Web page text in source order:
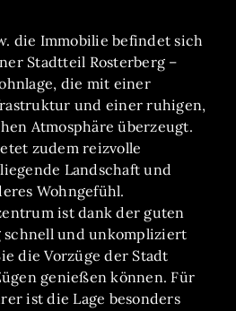
die Immobilie befindet sich
Stadtteil Rosterberg –
die mit einer
und einer ruhigen,
Atmosphäre überzeugt.
zudem reizvolle
Landschaft und
Wohngefühl.
ist dank der guten
schnell und unkompliziert
die Vorzüge der Stadt
genießen können. Für
ist die Lage besonders